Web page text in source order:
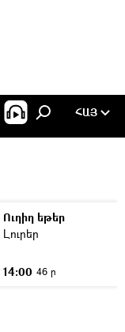
ՀԱՅ
Ուղիղ եթեր
Լուրեր
14:00 46 ր